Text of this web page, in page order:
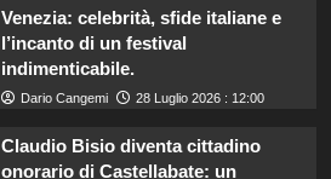
Venezia: celebrità, sfide italiane e
l’incanto di un festival
indimenticabile.
Dario Cangemi 28 Luglio 2026 : 12:00
Claudio Bisio diventa cittadino
onorario di Castellabate: un